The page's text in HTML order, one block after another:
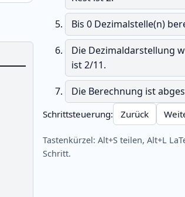
Bis 0 Dezimalstelle(n)
Die Dezimaldarstellung
ist 2/11.
Die Berechnung ist
Schrittsteuerung: Zurück
Tastenkürzel: Alt+S teilen, Alt+L
Schritt.